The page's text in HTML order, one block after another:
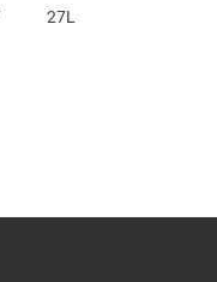
27L